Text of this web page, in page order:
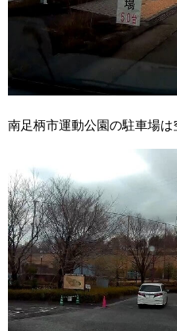
南足柄市運動公園の駐車場は